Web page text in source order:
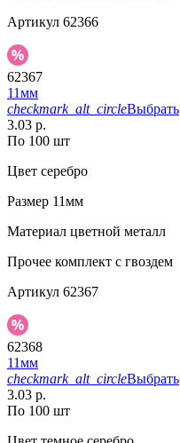
Артикул 62366
62367
11мм
checkmark_alt_circleВыбрать
3.03 р.
По 100 шт
Цвет серебро
Размер 11мм
Материал цветной металл
Прочее комплект с гвоздем
Артикул 62367
62368
11мм
checkmark_alt_circleВыбрать
3.03 р.
По 100 шт